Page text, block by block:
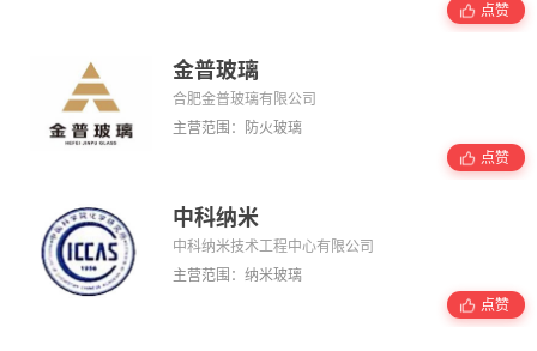
点赞
金普玻璃
合肥金普玻璃有限公司
主营范围：防火玻璃
点赞
中科纳米
中科纳米技术工程中心有限公司
主营范围：纳米玻璃
点赞